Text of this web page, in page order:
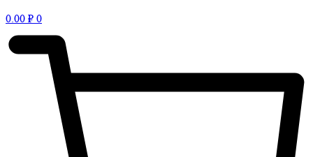
0.00 ₽ 0